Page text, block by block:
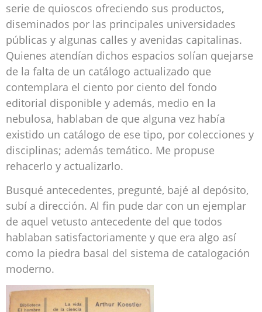
serie de quioscos ofreciendo sus productos,
diseminados por las principales universidades
públicas y algunas calles y avenidas capitalinas.
Quienes atendían dichos espacios solían quejarse
de la falta de un catálogo actualizado que
contemplara el ciento por ciento del fondo
editorial disponible y además, medio en la
nebulosa, hablaban de que alguna vez había
existido un catálogo de ese tipo, por colecciones y
disciplinas; además temático. Me propuse
rehacerlo y actualizarlo.
Busqué antecedentes, pregunté, bajé al depósito,
subí a dirección. Al fin pude dar con un ejemplar
de aquel vetusto antecedente del que todos
hablaban satisfactoriamente y que era algo así
como la piedra basal del sistema de catalogación
moderno.